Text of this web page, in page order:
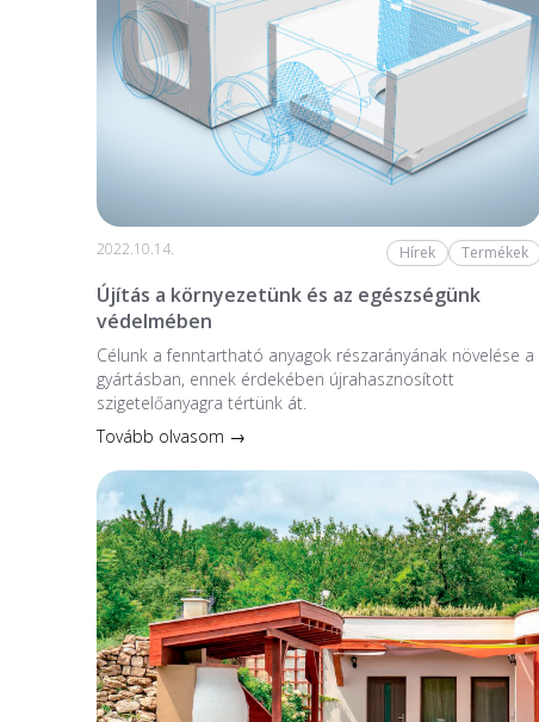
2022.10.14. Hírek Termékek
Újítás a környezetünk és az egészségünk
védelmében
Célunk a fenntartható anyagok részarányának növelése a
gyártásban, ennek érdekében újrahasznosított
szigetelőanyagra tértünk át.
Tovább olvasom →